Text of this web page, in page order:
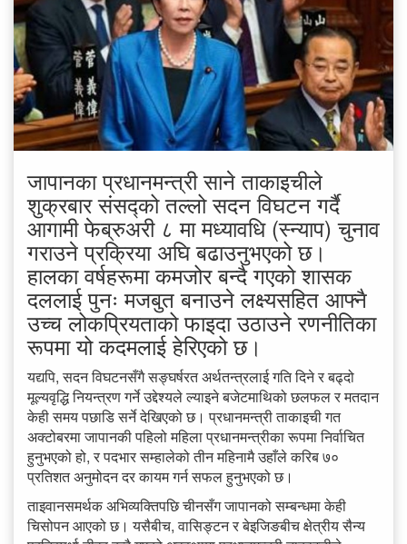
जापानका प्रधानमन्त्री साने ताकाइचीले
शुक्रबार संसद्को तल्लो सदन विघटन गर्दै
आगामी फेब्रुअरी ८ मा मध्यावधि (स्न्याप) चुनाव
गराउने प्रक्रिया अघि बढाउनुभएको छ।
हालका वर्षहरूमा कमजोर बन्दै गएको शासक
दललाई पुनः मजबुत बनाउने लक्ष्यसहित आफ्नै
उच्च लोकप्रियताको फाइदा उठाउने रणनीतिका
रूपमा यो कदमलाई हेरिएको छ।
यद्यपि, सदन विघटनसँगै सङ्घर्षरत अर्थतन्त्रलाई गति दिने र बढ्दो
मूल्यवृद्धि नियन्त्रण गर्ने उद्देश्यले ल्याइने बजेटमाथिको छलफल र मतदान
केही समय पछाडि सर्ने देखिएको छ। प्रधानमन्त्री ताकाइची गत
अक्टोबरमा जापानकी पहिलो महिला प्रधानमन्त्रीका रूपमा निर्वाचित
हुनुभएको हो, र पदभार सम्हालेको तीन महिनामै उहाँले करिब ७०
प्रतिशत अनुमोदन दर कायम गर्न सफल हुनुभएको छ।
ताइवानसमर्थक अभिव्यक्तिपछि चीनसँग जापानको सम्बन्धमा केही
चिसोपन आएको छ। यसैबीच, वासिङ्टन र बेइजिङबीच क्षेत्रीय सैन्य